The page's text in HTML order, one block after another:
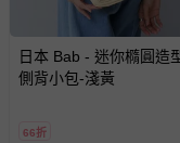
其他常見問題：
運送服務：目前提
區，可能會無法配
費用，可能會另需
日本 Bab - 迷你橢圓造
側背小包-淺黃
66折